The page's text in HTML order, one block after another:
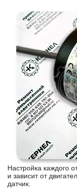
Настройка каждого
и зависит от
датчик.